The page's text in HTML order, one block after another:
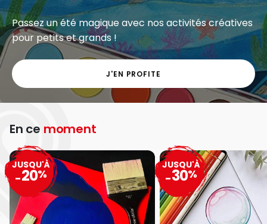
Passez un été magique avec nos activités créatives
pour petits et grands !
J'EN PROFITE
En ce moment
JUSQU'À
-20%
JUSQU'À
-30%